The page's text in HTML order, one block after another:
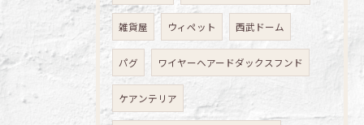
雑貨屋 ウィペット 西武ドーム
パグ ワイヤーヘアードダックスフンド
ケアンテリア